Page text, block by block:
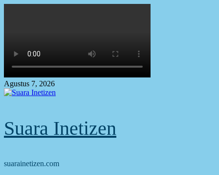
Agustus 7, 2026
Suara Inetizen
suarainetizen.com